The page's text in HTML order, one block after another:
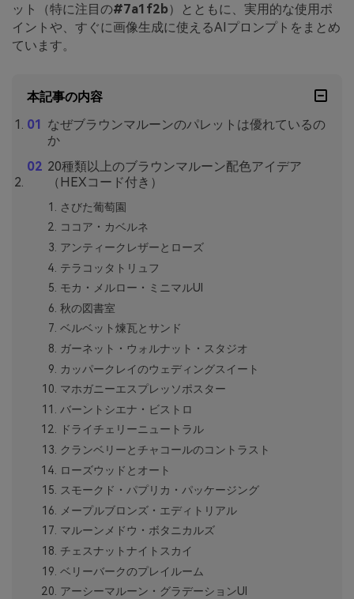
ット（特に注目の#7a1f2b）とともに、実用的な使用ポ
イントや、すぐに画像生成に使えるAIプロンプトをまとめ
ています。
本記事の内容
なぜブラウンマルーンのパレットは優れているの
か
20種類以上のブラウンマルーン配色アイデア
（HEXコード付き）
さびた葡萄園
ココア・カベルネ
アンティークレザーとローズ
テラコッタトリュフ
モカ・メルロー・ミニマルUI
秋の図書室
ベルベット煉瓦とサンド
ガーネット・ウォルナット・スタジオ
カッパークレイのウェディングスイート
マホガニーエスプレッソポスター
バーントシエナ・ビストロ
ドライチェリーニュートラル
クランベリーとチャコールのコントラスト
ローズウッドとオート
スモークド・パプリカ・パッケージング
メープルブロンズ・エディトリアル
マルーンメドウ・ボタニカルズ
チェスナットナイトスカイ
ベリーバークのプレイルーム
アーシーマルーン・グラデーションUI